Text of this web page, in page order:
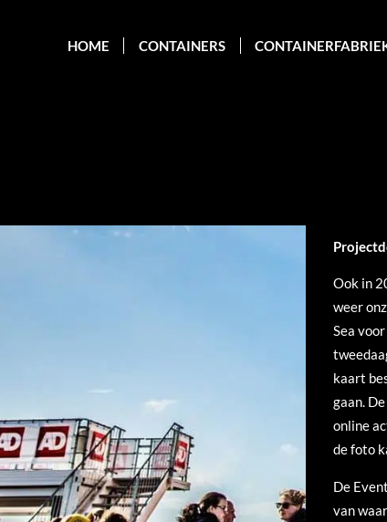
HOME CONTAINERS
Ook in
weer
Sea
kaart
gaan.
online
de foto
De
van